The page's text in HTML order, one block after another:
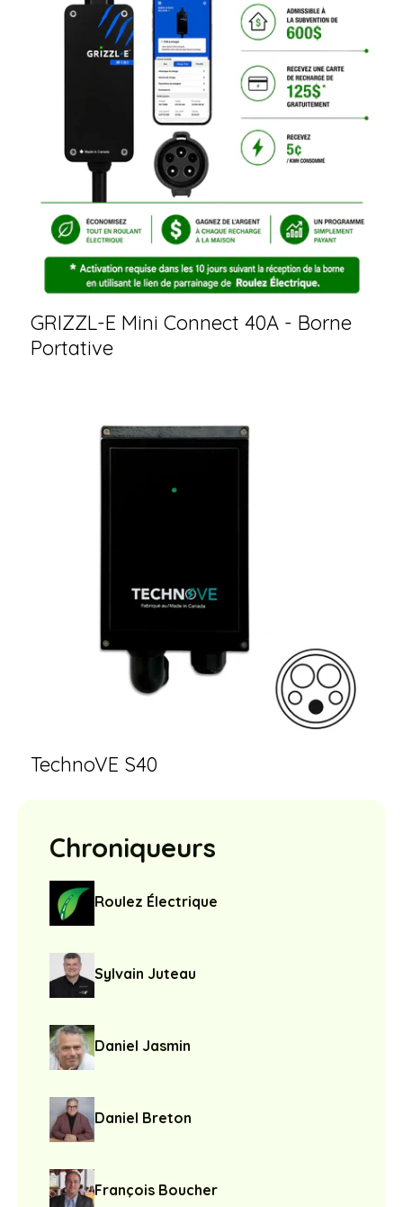
GRIZZL-E Mini Connect 40A - Borne
Portative
TechnoVE S40
Chroniqueurs
Roulez Électrique
Sylvain Juteau
Daniel Jasmin
Daniel Breton
François Boucher